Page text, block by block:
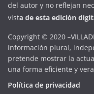
del autor y no reflejan
vista de esta edición
Copyright © 2020
información plural,
pretende mostrar la
una forma eficiente y
Política de privacidad